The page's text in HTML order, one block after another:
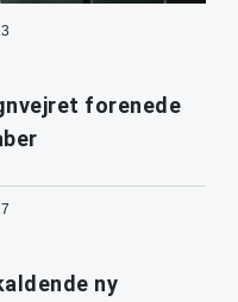
forenede
ny